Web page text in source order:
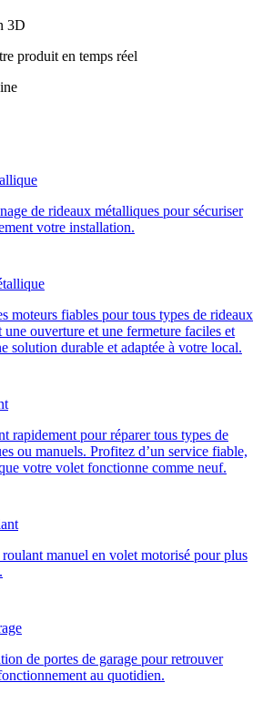
3D
produit en temps réel
de rideaux métalliques pour sécuriser
votre installation.
moteurs fiables pour tous types de rideaux
une ouverture et une fermeture faciles et
solution durable et adaptée à votre local.
rapidement pour réparer tous types de
ou manuels. Profitez d’un service fiable,
votre volet fonctionne comme neuf.
manuel en volet motorisé pour plus
de portes de garage pour retrouver
au quotidien.